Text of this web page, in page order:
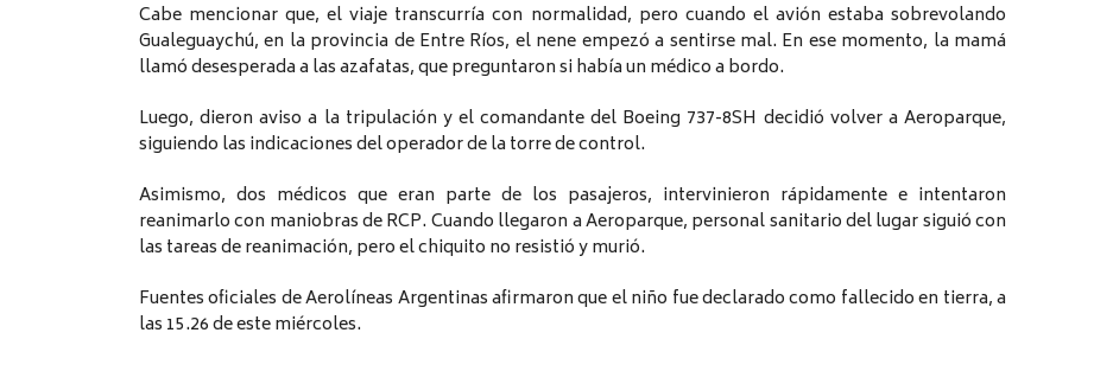
Cabe mencionar que, el viaje transcurría con normalidad, pero cuando el avión estaba sobrevolando
Gualeguaychú, en la provincia de Entre Ríos, el nene empezó a sentirse mal. En ese momento, la mamá
llamó desesperada a las azafatas, que preguntaron si había un médico a bordo.
Luego, dieron aviso a la tripulación y el comandante del Boeing 737-8SH decidió volver a Aeroparque,
siguiendo las indicaciones del operador de la torre de control.
Asimismo, dos médicos que eran parte de los pasajeros, intervinieron rápidamente e intentaron
reanimarlo con maniobras de RCP. Cuando llegaron a Aeroparque, personal sanitario del lugar siguió con
las tareas de reanimación, pero el chiquito no resistió y murió.
Fuentes oficiales de Aerolíneas Argentinas afirmaron que el niño fue declarado como fallecido en tierra, a
las 15.26 de este miércoles.